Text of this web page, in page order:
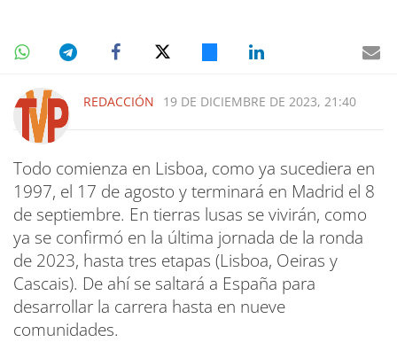
REDACCIÓN 19 DE DICIEMBRE DE 2023, 21:40
Todo comienza en Lisboa, como ya sucediera en
1997, el 17 de agosto y terminará en Madrid el 8
de septiembre. En tierras lusas se vivirán, como
ya se confirmó en la última jornada de la ronda
de 2023, hasta tres etapas (Lisboa, Oeiras y
Cascais). De ahí se saltará a España para
desarrollar la carrera hasta en nueve
comunidades.